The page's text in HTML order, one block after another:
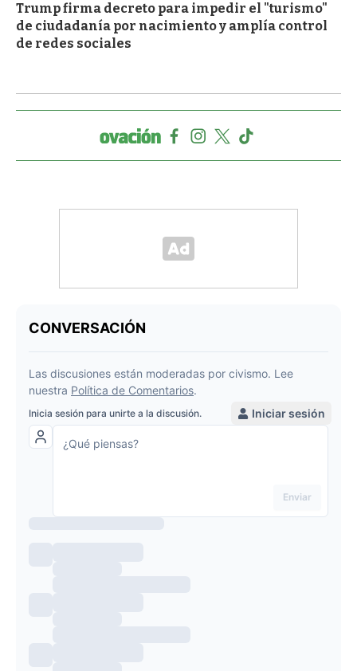
Trump firma decreto para impedir el "turismo"
de ciudadanía por nacimiento y amplía control
de redes sociales